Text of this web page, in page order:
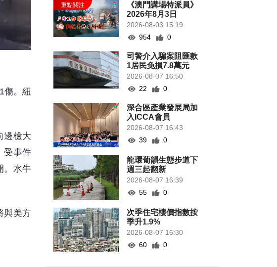
傷。紐
邊檢大
受事件
。水牛
與美方
《澳門講場特派員》
2026年8月3日
2026-08-03 15:19
954
0
司警介入騙案阻匯款
1居民免損7.8萬元
2026-08-07 16:50
22
0
深合區產業發展局加
入ICCA會員
2026-08-07 16:43
39
0
龍環葡韻生態步道下
週三起翻新
2026-08-07 16:39
55
0
次季住宅樓價指數按
季升1.9%
2026-08-07 16:30
60
0